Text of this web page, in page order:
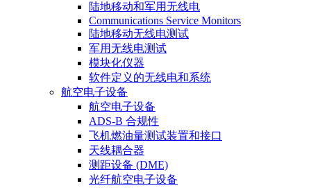
陆地移动和军用无线电
Communications Service Monitors
陆地移动无线电测试
军用无线电测试
模块化仪器
软件定义的无线电和系统
航空电子设备
航空电子设备
ADS-B 合规性
飞机燃油量测试装置和接口
天线耦合器
测距设备 (DME)
光纤航空电子设备